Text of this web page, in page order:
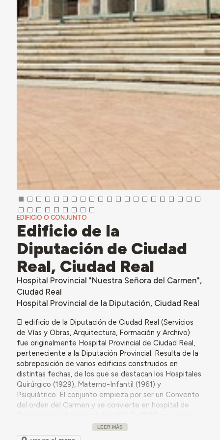
EDIFICIO O CONJUNTO
Edificio de la
Diputación de Ciudad
Real, Ciudad Real
Hospital Provincial "Nuestra Señora del Carmen",
Ciudad Real
Hospital Provincial de la Diputación, Ciudad Real
El edificio de la Diputación de Ciudad Real (Servicios
de Vías y Obras, Arquitectura, Formación y Archivo)
fue originalmente Hospital Provincial de Ciudad Real,
perteneciente a la Diputación Provincial. Resulta de la
sobreposición de varios edificios construidos en
distintas fechas, de los que se destacan los Hospitales
Quirúrgico (1929), Materno-Infantil (1961) y
Psiquiátrico. El conjunto empieza por ser un Convento
del orden del Carmen y se convierte en hospital de
un edificio cuadrangular con patio pensado para
Hospital a sur del solar, conocido como Hospital
LEER MÁS